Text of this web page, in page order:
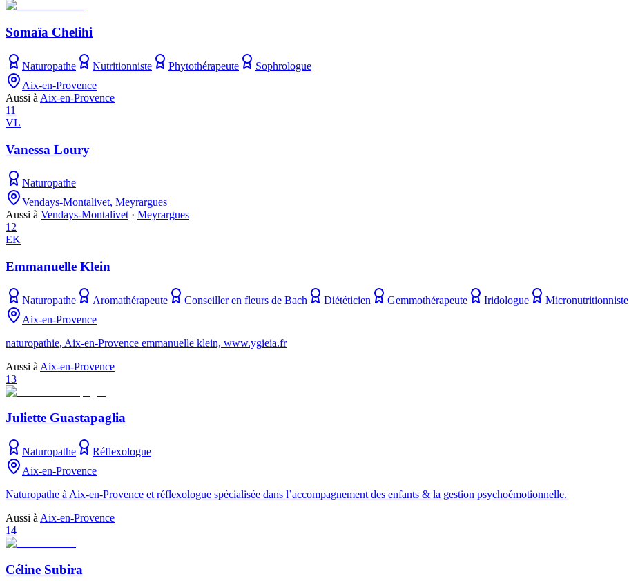
Somaïa Chelihi
Naturopathe Nutritionniste Phytothérapeute
Sophrologue
Aix-en-Provence
Aussi à Aix-en-Provence
11
VL
Vanessa Loury
Naturopathe
Vendays-Montalivet, Meyrargues
Aussi à Vendays-Montalivet · Meyrargues
12
EK
Emmanuelle Klein
Naturopathe Aromathérapeute Conseiller en fleurs de Bach Diététicien Gemmothérapeute Iridologue Micronutritionniste
Aix-en-Provence
naturopathie, Aix-en-Provence emmanuelle klein, www.ygieia.fr
Aussi à Aix-en-Provence
13
Juliette Guastapaglia
Naturopathe
Réflexologue
Aix-en-Provence
Naturopathe à Aix-en-Provence et réflexologue spécialisée dans l’accompagnement des enfants & la gestion psychoémotionnelle.
Aussi à Aix-en-Provence
14
Céline Subira